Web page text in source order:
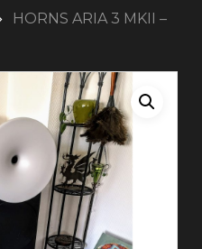
HORNS ARIA 3 MKII –